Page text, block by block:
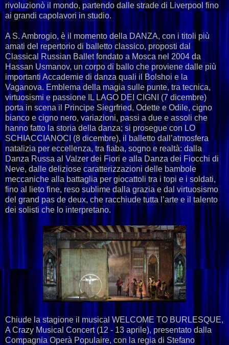
rivoluzionò il mondo, partendo dalle strade di Liverpool fino
ai grandi capolavori in studio.
A S. Ambrogio, è il momento della DANZA, con i titoli più
amati del repertorio di balletto classico, proposti dal
Classical Russian Ballet fondato a Mosca nel 2004 da
Hassan Usmanov, un corpo di ballo che proviene dalle più
importanti Accademie di danza quali il Bolshoi e la
Vaganova. Emblema della magia sulle punte, tra tecnica,
virtuosismi e passione IL LAGO DEI CIGNI (7 dicembre)
porta in scena il Principe Siegrfried, Odette e Odile, cigno
bianco e cigno nero, variazioni, passi a due e assoli che
hanno fatto la storia della danza; si prosegue con LO
SCHIACCIANOCI (8 dicembre), il balletto dall’atmosfera
natalizia per eccellenza, tra fiaba, sogno e realtà: dalla
Danza Russa al Valzer dei Fiori e alla Danza dei Fiocchi di
Neve, dalle deliziose caratterizzazioni delle bambole
meccaniche alla battaglia per giocattoli tra i topi e i soldati,
fino al lieto fine, reso sublime dalla grazia e dal virtuosismo
del grand pas de deux, che racchiude tutta l’arte e il talento
dei solisti che lo interpretano.
Chiude la stagione il musical WELCOME TO BURLESQUE,
A Crazy Musical Concert (12 - 13 aprile), presentato dalla
Compagnia Operà Populaire, con la regia di Stefano